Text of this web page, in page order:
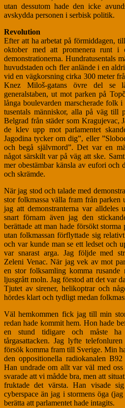
utan dessutom hade den icke
avskydda personen i serbisk politik.
Revolution
Efter att ha arbetat på förmiddagen,
oktober med att promenera runt i
demonstrationerna. Hundratusentals
huvudstaden och fler anlände i en
vid en vägkorsning cirka 300 meter
Knez Miloš-gatans övre del se
generalstaben, ut mot parken på
långa boulevarden marscherade folk
tusentals människor, alla på väg till
Belgrad från städer som Kragujevac,
de klev upp mot parlamentet
Jagodina tycker om dig”, eller
och begå självmord”. Det var en
något särskilt var på väg att ske.
mer obestämbar känsla av eufori och
och skrämde.
När jag stod och talade med
stor folkmassa välla fram från parken
jag att demonstranterna var alldeles
snart förnam även jag den
berättade att man hade försökt
utan folkmassan förflyttade sig
och var kunde man se ett ledset och
var snarast arga. Jag följde med
Zeleni Venac. När jag vek av mot
en stor folksamling komma
ljusgrått moln. Jag förstod att det var
Tjutet av sirener, helikoptrar och
hördes klart och tydligt medan
Väl hemkommen fick jag till min
redan hade kommit hem. Hon hade
en stund tidigare och måste
tårgasattacken. Jag lyfte
försök komma fram till Sverige. Min
den oppositionella radiokanalen
Han undrade om allt var väl med
svarade att vi mådde bra, men att
fruktade det värsta. Han visade
cyberspace än jag i stormens öga
berätta att parlamentet hade intagits.